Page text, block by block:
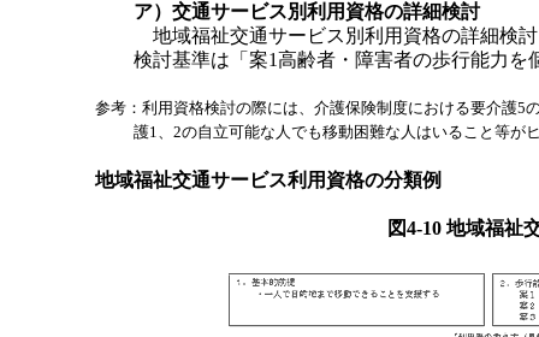
ア）交通サービス別利用資格の詳細検討
地域福祉交通サービス別利用資格の詳細検
検討基準は「案1高齢者・障害者の歩行能力を
参考：利用資格検討の際には、介護保険制度における要介護5
護1、2の自立可能な人でも移動困難な人はいること等が
地域福祉交通サービス利用資格の分類例
図4-10 地域福祉